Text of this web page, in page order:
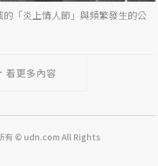
「炎上情人節」與頻繁發生的公
看更多內容
有 © udn.com All Rights